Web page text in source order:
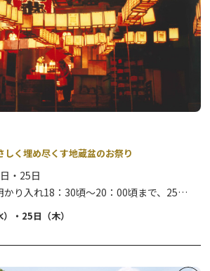
（土休日は休み）
が生んだ郷土料理です。大豆・シャケの
食材を使った、栄養豊富な料理として親し
ていただき、審査ののち、”鉄人”が選ばれ
の機会にぜひご賞味ください。
形式で審査会が行われます。抽選会も実施
しく埋め尽くす地蔵盆のお祭り
・25日
かり入れ18：30頃～20：00頃まで、25
00頃まで
日間にわたって行われ、先祖の供養や交通
・25日（木）